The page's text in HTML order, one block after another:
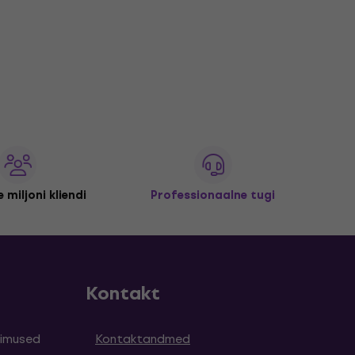
miljoni kliendi Professionaalne tugi
Kontakt
Kontaktandmed